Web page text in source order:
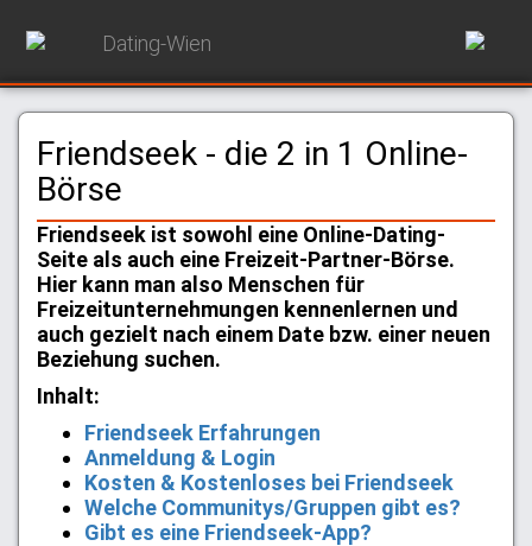
Dating-Wien
Friendseek - die 2 in 1 Online-
Börse
Friendseek ist sowohl eine Online-Dating-
Seite als auch eine Freizeit-Partner-Börse.
Hier kann man also Menschen für
Freizeitunternehmungen kennenlernen und
auch gezielt nach einem Date bzw. einer neuen
Beziehung suchen.
Inhalt:
Friendseek Erfahrungen
Anmeldung & Login
Kosten & Kostenloses bei Friendseek
Welche Communitys/Gruppen gibt es?
Gibt es eine Friendseek-App?